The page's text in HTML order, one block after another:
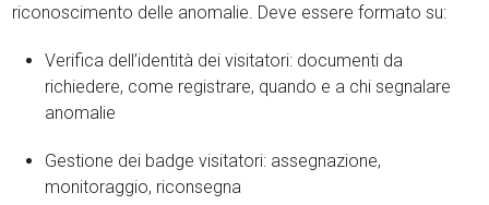
riconoscimento delle anomalie. Deve essere formato su:
Verifica dell’identità dei visitatori: documenti da
richiedere, come registrare, quando e a chi segnalare
anomalie
Gestione dei badge visitatori: assegnazione,
monitoraggio, riconsegna